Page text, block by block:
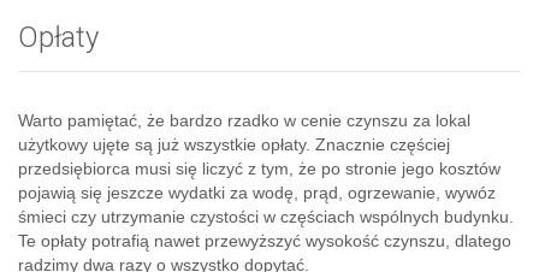
Opłaty
Warto pamiętać, że bardzo rzadko w cenie czynszu za lokal
użytkowy ujęte są już wszystkie opłaty. Znacznie częściej
przedsiębiorca musi się liczyć z tym, że po stronie jego kosztów
pojawią się jeszcze wydatki za wodę, prąd, ogrzewanie, wywóz
śmieci czy utrzymanie czystości w częściach wspólnych budynku.
Te opłaty potrafią nawet przewyższyć wysokość czynszu, dlatego
radzimy dwa razy o wszystko dopytać.